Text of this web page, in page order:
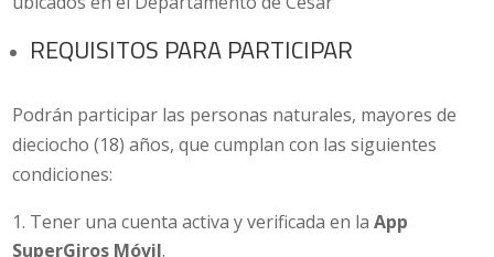
REQUISITOS PARA PARTICIPAR
Podrán participar las personas naturales, mayores de
dieciocho (18) años, que cumplan con las siguientes
condiciones:
Tener una cuenta activa y verificada en laApp
SuperGiros Móvil.